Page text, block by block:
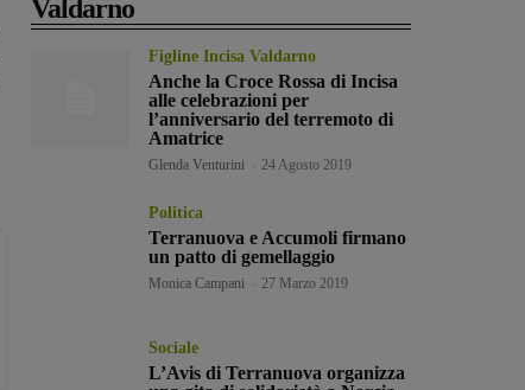
Valdarno
Figline Incisa Valdarno
Anche la Croce Rossa di Incisa
alle celebrazioni per
l’anniversario del terremoto di
Amatrice
Glenda Venturini 24 Agosto 2019
Politica
Terranuova e Accumoli firmano
un patto di gemellaggio
Monica Campani 27 Marzo 2019
Sociale
L’Avis di Terranuova organizza